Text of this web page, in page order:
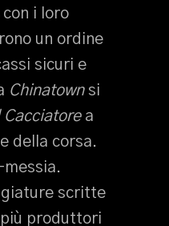
i loro
un ordine
sicuri e
Chinatownsi
Cacciatorea
della corsa.
scritte
produttori